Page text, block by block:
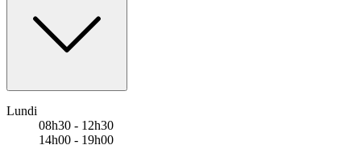
Lundi
08h30 - 12h30
14h00 - 19h00